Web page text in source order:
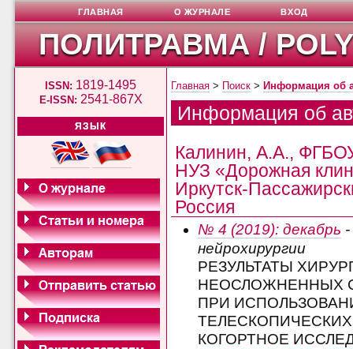
ПОЛИТРАВМА /
ISSN: 1819-1495
E-ISSN: 2541-867X
ЯЗЫК
ГЛАВНАЯ О ЖУРНАЛЕ ВХОД
Главная > Поиск > Информация об
Информация об
Калинин, А.А.,
НУЗ «Дорожная
Иркутск-
Россия
№ 4 (2019): декабрь
нейрохирургии
РЕЗУЛЬТАТЫ
НЕОСЛОЖНЕННЫХ
ПРИ
КОГОРТНОЕ